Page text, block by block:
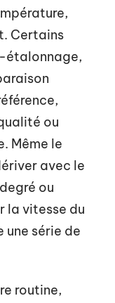
Certains
étalonnage,
ou
Même le
avec le
ou
la vitesse du
série de
routine,